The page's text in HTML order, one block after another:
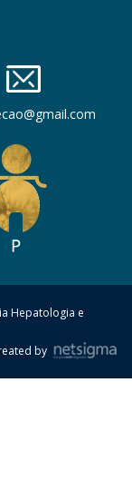
Hepatologia e
by